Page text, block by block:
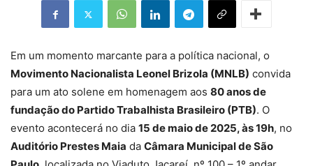
Em um momento marcante para a política nacional, o
Movimento Nacionalista Leonel Brizola (MNLB) convida
para um ato solene em homenagem aos 80 anos de
fundação do Partido Trabalhista Brasileiro (PTB). O
evento acontecerá no dia 15 de maio de 2025, às 19h, no
Auditório Prestes Maia da Câmara Municipal de São